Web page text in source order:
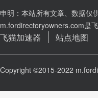
申明：本站所有文章、数据仅
m.fordirectoryowners.com是
飞猫加速器 站点地图
Copyright ©2015-2022